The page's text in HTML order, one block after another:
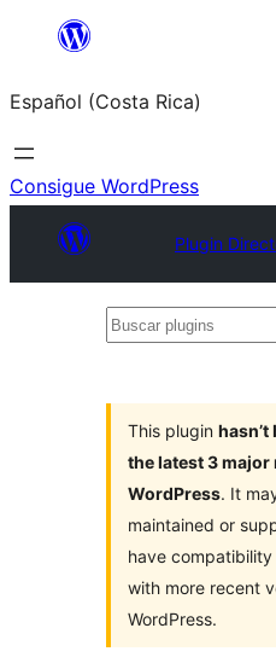
Saltar
contenido
Español (Costa Rica)
Consigue WordPress
Plugin
Buscar
This plugin
the latest 3 major
WordPress. It
maintained or
have compatibility
with more recent
WordPress.